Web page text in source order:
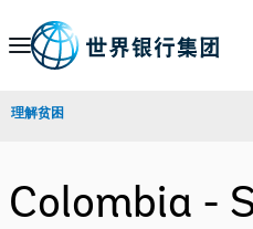
Skip
Navigation
理解贫困
Colombia -